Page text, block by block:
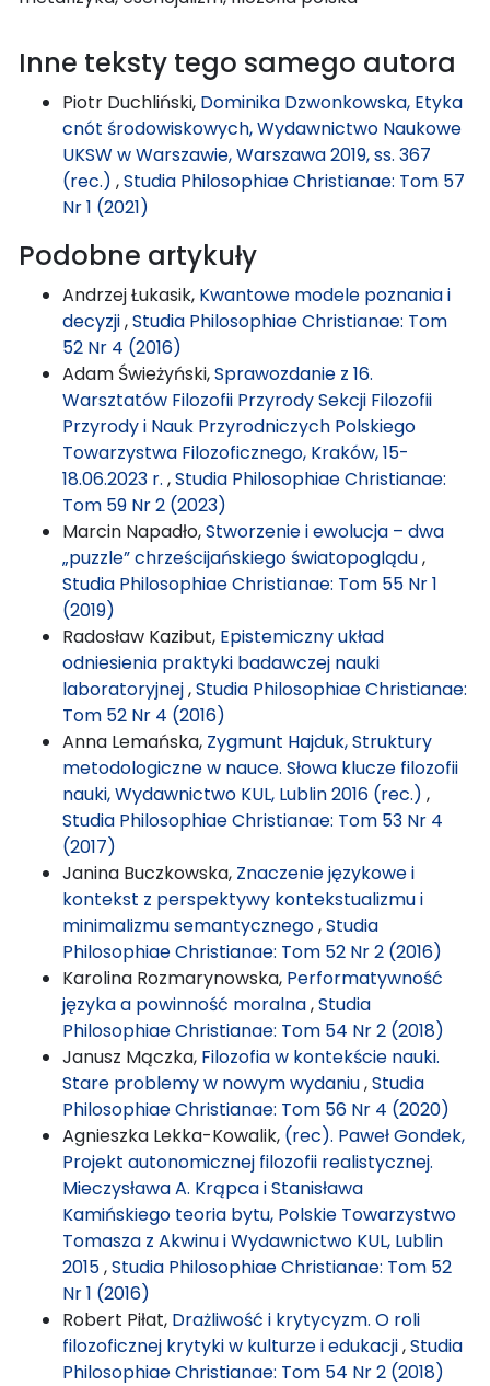
Inne teksty tego samego autora
Piotr Duchliński, Dominika Dzwonkowska, Etyka
cnót środowiskowych, Wydawnictwo Naukowe
UKSW w Warszawie, Warszawa 2019, ss. 367
(rec.) ,Studia Philosophiae Christianae: Tom 57
Nr 1 (2021)
Podobne artykuły
Andrzej Łukasik, Kwantowe modele poznania i
decyzji,Studia Philosophiae Christianae: Tom
52 Nr 4 (2016)
Adam Świeżyński,Sprawozdanie z 16.
Warsztatów Filozofii Przyrody Sekcji Filozofii
Przyrody i Nauk Przyrodniczych Polskiego
Towarzystwa Filozoficznego, Kraków, 15-
18.06.2023 r. ,Studia Philosophiae Christianae:
Tom 59 Nr 2 (2023)
Marcin Napadło,Stworzenie i ewolucja – dwa
„puzzle” chrześcijańskiego światopoglądu,
Studia Philosophiae Christianae: Tom 55 Nr 1
(2019)
Radosław Kazibut, Epistemiczny układ
odniesienia praktyki badawczej nauki
laboratoryjnej,Studia Philosophiae Christianae:
Tom 52 Nr 4 (2016)
Anna Lemańska, Zygmunt Hajduk, Struktury
metodologiczne w nauce. Słowa klucze filozofii
nauki, Wydawnictwo KUL, Lublin 2016 (rec.) ,
Studia Philosophiae Christianae: Tom 53 Nr 4
(2017)
Janina Buczkowska, Znaczenie językowe i
kontekst z perspektywy kontekstualizmu i
minimalizmu semantycznego,Studia
Philosophiae Christianae: Tom 52 Nr 2 (2016)
Karolina Rozmarynowska, Performatywność
języka a powinność moralna,Studia
Philosophiae Christianae: Tom 54 Nr 2 (2018)
Janusz Mączka, Filozofia w kontekście nauki.
Stare problemy w nowym wydaniu,Studia
Philosophiae Christianae: Tom 56 Nr 4 (2020)
Agnieszka Lekka-Kowalik, (rec). Paweł Gondek,
Projekt autonomicznej filozofii realistycznej.
Mieczysława A. Krąpca i Stanisława
Kamińskiego teoria bytu, Polskie Towarzystwo
Tomasza z Akwinu i Wydawnictwo KUL, Lublin
2015,Studia Philosophiae Christianae: Tom 52
Nr 1 (2016)
Robert Piłat, Drażliwość i krytycyzm. O roli
filozoficznej krytyki w kulturze i edukacji,Studia
Philosophiae Christianae: Tom 54 Nr 2 (2018)